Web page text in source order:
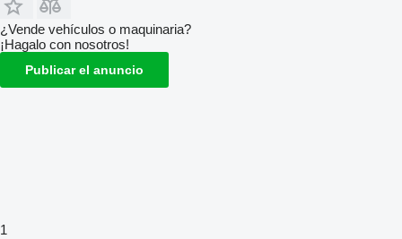
¿Vende vehículos o maquinaria?
¡Hagalo con nosotros!
Publicar el anuncio
1